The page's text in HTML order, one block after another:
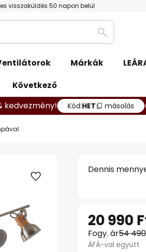
visszaküldés 50 napon belül
Keresés
Márkák
Következő
kedvezmény! Kód:HET másolás
Dennis
20 990
Fogy. ár54
ÁFÁ-val együtt